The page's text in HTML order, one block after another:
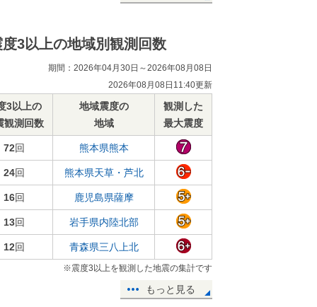
度3以上の地域別観測回数
期間：2026年04月30日～2026年08月08日
2026年08月08日11:40更新
3以上の
観測回数
地域震度の
地域
観測した
最大震度
72回 熊本県熊本
24回 熊本県天草・芦北
16回 鹿児島県薩摩
13回 岩手県内陸北部
12回 青森県三八上北
※震度3以上を観測した地震の集計です
もっと見る